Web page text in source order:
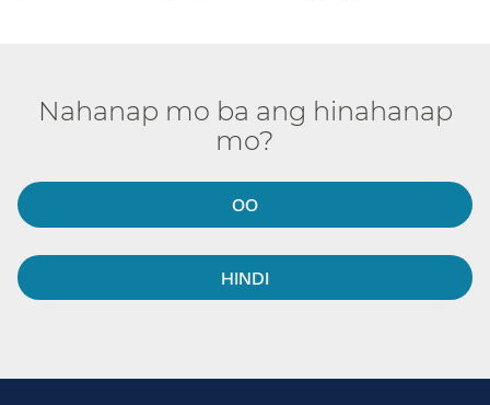
Nahanap mo ba ang hinahanap
mo?​​
OO​​
HINDI​​